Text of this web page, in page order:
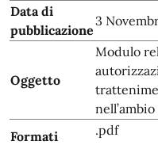
Data di
pubblicazione
3
Oggetto
Modulo
Formati
.pdf